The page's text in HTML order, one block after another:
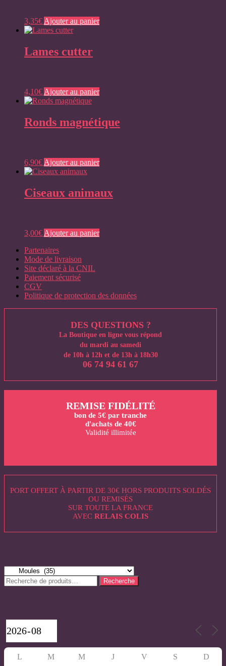
3,35€ Ajouter au panier
Lames cutter
4,10€ Ajouter au panier
Ronds magnétique
6,90€ Ajouter au panier
Ciseaux animaux
3,00€ Ajouter au panier
Partenaires
Mode de livraison
Site déclaré à la CNIL
Paiement sécurisé
CGV
Politique de protection des données
DES QUESTIONS ?
La Boutique en ligne vous répond
du mardi au samedi
de 10h à 12h et de 13h à 18h30
06 74 94 61 67
REMISE FIDÉLITÉ
bon de 5€ par tranche
d'achats de 40€
Validité illimitée
PORT OFFERT À PARTIR DE 30€ HORS PRODUITS SOLDÉS
OU REMISÉS
SUR TOUTE LA FRANCE
AVECRELAIS COLIS
Recherche
pour :
Recherche
L M M J V S D